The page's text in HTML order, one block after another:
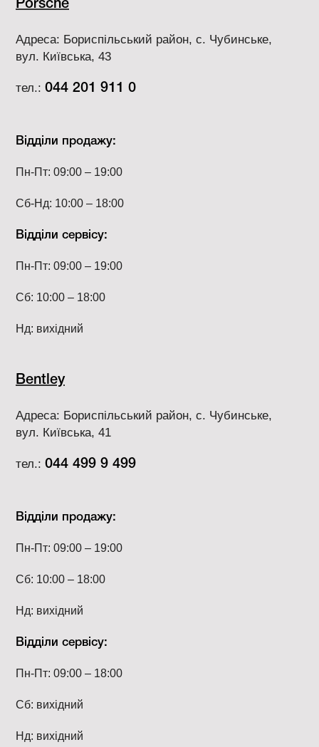
Porsche
Адреса: Бориспільський район, с. Чубинське,
вул. Київська, 43
тел.: 044 201 911 0
Відділи продажу:
Пн-Пт: 09:00 – 19:00
Сб-Нд: 10:00 – 18:00
Відділи сервісу:
Пн-Пт: 09:00 – 19:00
Сб: 10:00 – 18:00
Нд: вихідний
Bentley
Адреса: Бориспільський район, с. Чубинське,
вул. Київська, 41
тел.: 044 499 9 499
Відділи продажу:
Пн-Пт: 09:00 – 19:00
Сб: 10:00 – 18:00
Нд: вихідний
Відділи сервісу:
Пн-Пт: 09:00 – 18:00
Сб: вихідний
Нд: вихідний